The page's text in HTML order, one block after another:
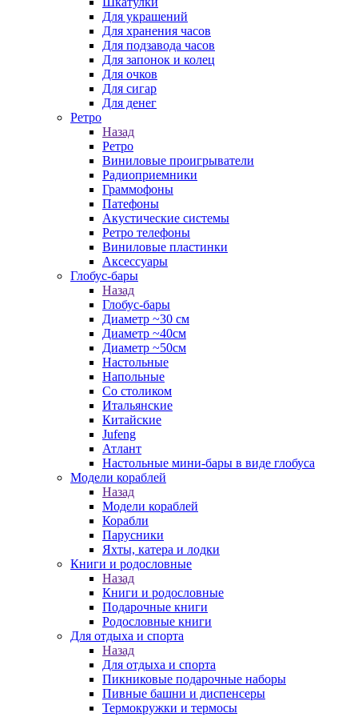
Для украшений
Для хранения часов
Для подзавода часов
Для запонок и колец
Для очков
Для сигар
Для денег
Ретро
Назад
Ретро
Виниловые проигрыватели
Радиоприемники
Граммофоны
Патефоны
Акустические системы
Ретро телефоны
Виниловые пластинки
Аксессуары
Глобус-бары
Назад
Глобус-бары
Диаметр ~30 см
Диаметр ~40см
Диаметр ~50см
Настольные
Напольные
Со столиком
Итальянские
Китайские
Jufeng
Атлант
Настольные мини-бары в виде глобуса
Модели кораблей
Назад
Модели кораблей
Корабли
Парусники
Яхты, катера и лодки
Книги и родословные
Назад
Книги и родословные
Подарочные книги
Родословные книги
Для отдыха и спорта
Назад
Для отдыха и спорта
Пикниковые подарочные наборы
Пивные башни и диспенсеры
Термокружки и термосы